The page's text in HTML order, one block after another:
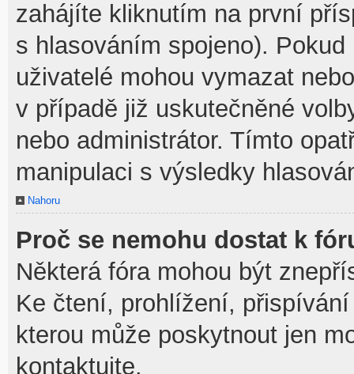
zahájíte kliknutím na první
s hlasováním spojeno).
uživatelé mohou vymazat
v případě již uskutečněné
nebo administrátor. Tímto
manipulaci s výsledky
Nahoru
Proč se nemohu dostat k
Některá fóra mohou být
Ke čtení, prohlížení,
kterou může poskytnout jen
kontaktujte.